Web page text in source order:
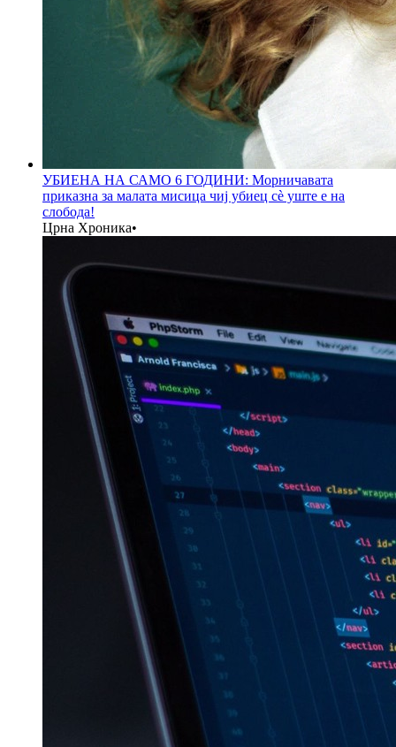
УБИЕНА НА САМО 6 ГОДИНИ: Морничавата
приказна за малата мисица чиј убиец сè уште е на
слобода!
Црна Хроника•